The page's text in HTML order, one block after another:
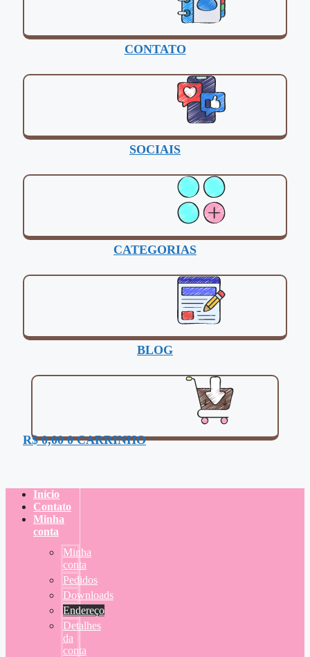
CONTATO
SOCIAIS
CATEGORIAS
BLOG
R$0,00 0 CARRINHO
Início
Contato
Minha
conta
Minha
conta
Pedidos
Downloads
Endereço
Detalhes
da
conta